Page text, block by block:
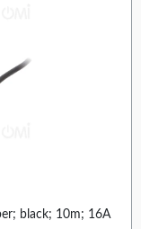
black; 10m; 16A